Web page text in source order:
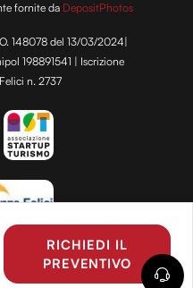
RICHIEDI IL
PREVENTIVO
fornite da DepositPhotos
148078 del 13/03/2024|
198891541 | Iscrizione
n. 2737